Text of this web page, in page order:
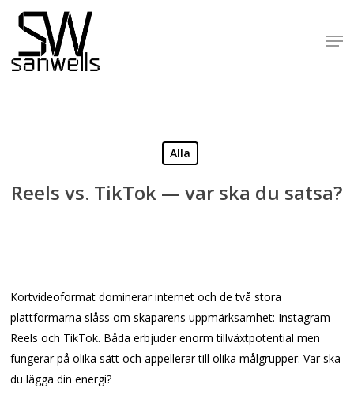
main
content
Alla
Reels vs. TikTok — var ska du satsa?
Kortvideoformat dominerar internet och de två stora
plattformarna slåss om skaparens uppmärksamhet: Instagram
Reels och TikTok. Båda erbjuder enorm tillväxtpotential men
fungerar på olika sätt och appellerar till olika målgrupper. Var ska
du lägga din energi?
Close